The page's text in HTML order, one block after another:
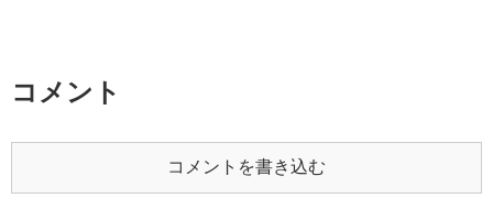
コメント
コメントを書き込む